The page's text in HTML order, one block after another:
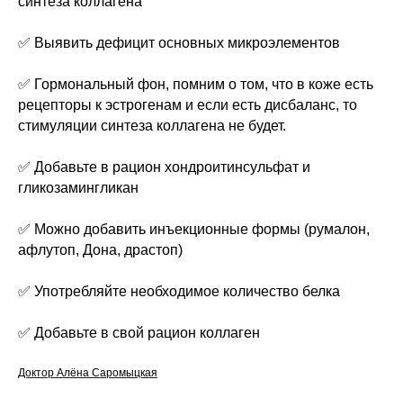
✅ Выявить дефицит основных микроэлементов
✅ Гормональный фон, помним о том, что в коже есть
рецепторы к эстрогенам и если есть дисбаланс, то
стимуляции синтеза коллагена не будет.
✅ Добавьте в рацион хондроитинсульфат и
гликозамингликан
✅ Можно добавить инъекционные формы (румалон,
афлутоп, Дона, драстоп)
✅ Употребляйте необходимое количество белка
✅ Добавьте в свой рацион коллаген
Доктор Алёна Саромыцкая